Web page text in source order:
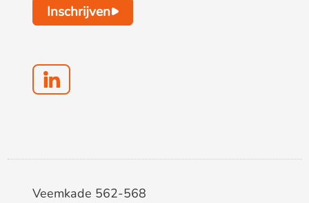
Inschrijven
Veemkade 562-568